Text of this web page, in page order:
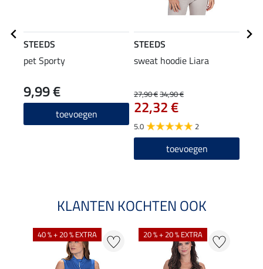
STEEDS
pet Sporty
9,99 €
toevoegen
STEEDS
sweat hoodie Liara
27,90 €34,90 €
22,32 €
5.0 2
toevoegen
KLANTEN KOCHTEN OOK
40 % + 20 % EXTRA 20 % + 20 % EXTRA